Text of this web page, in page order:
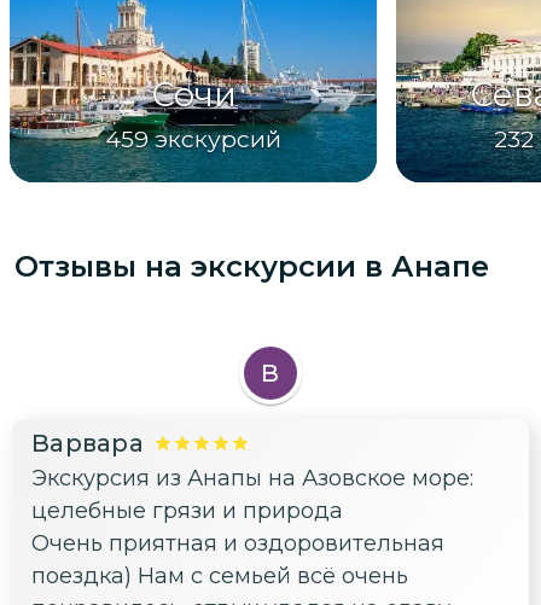
Сочи
459 экскурсий 232
Отзывы на экскурсии в Анапе
В
Варвара
Экскурсия из Анапы на Азовское море:
целебные грязи и природа
Очень приятная и оздоровительная
поездка) Нам с семьей всё очень